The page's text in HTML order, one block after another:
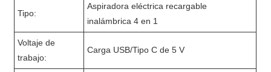
Tipo:
Aspiradora eléctrica recargable
inalámbrica 4 en 1
Voltaje de
trabajo:
Carga USB/Tipo C de 5 V